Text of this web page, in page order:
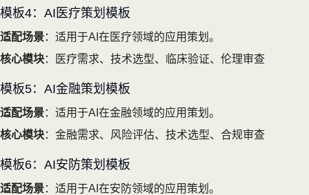
模板4：AI医疗策划模板
适配场景：适用于AI在医疗领域的应用策划。
核心模块：医疗需求、技术选型、临床验证、伦理审查
模板5：AI金融策划模板
适配场景：适用于AI在金融领域的应用策划。
核心模块：金融需求、风险评估、技术选型、合规审查
模板6：AI安防策划模板
适配场景：适用于AI在安防领域的应用策划。